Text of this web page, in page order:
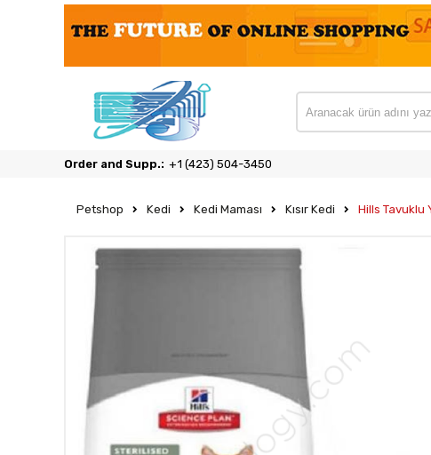
Order and Supp.: ‎+1 (423) 504-3450
Petshop Kedi Kedi Maması Kısır Kedi Hills Tavuklu